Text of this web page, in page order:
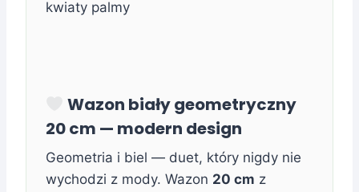
Wazon biały geometryczny
20 cm — modern design
Geometria i biel — duet, który nigdy nie
wychodzi z mody. Wazon 20 cm z